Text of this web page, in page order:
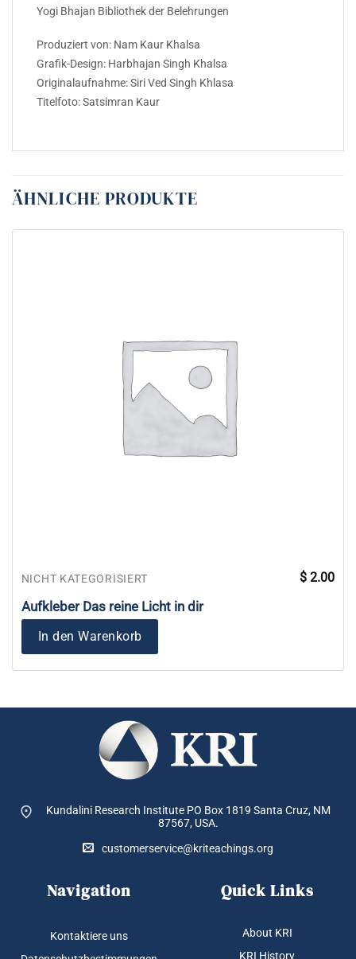
Yogi Bhajan Bibliothek der Belehrungen
Produziert von: Nam Kaur Khalsa
Grafik-Design: Harbhajan Singh Khalsa
Originalaufnahme: Siri Ved Singh Khlasa
Titelfoto: Satsimran Kaur
ÄHNLICHE PRODUKTE
NICHT KATEGORISIERT
Aufkleber Das reine Licht in dir
$ 2.00
In den Warenkorb
Kundalini Research Institute PO Box 1819 Santa Cruz, NM
87567, USA.
customerservice@kriteachings.org
Navigation
Kontaktiere uns
Quick Links
About KRI
KRI History